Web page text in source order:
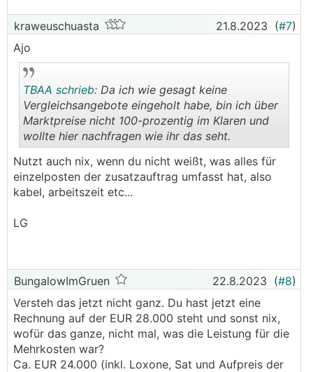
kraweuschuasta 21.8.2023 (#7)
Ajo
..
TBAA schrieb: Da ich wie gesagt keine
Vergleichsangebote eingeholt habe, bin ich über
Marktpreise nicht 100-prozentig im Klaren und
wollte hier nachfragen wie ihr das seht.
Nutzt auch nix, wenn du nicht weißt, was alles für
einzelposten der zusatzauftrag umfasst hat, also
kabel, arbeitszeit etc...
LG
BungalowImGruen 22.8.2023 (#8)
Versteh das jetzt nicht ganz. Du hast jetzt eine
Rechnung auf der EUR 28.000 steht und sonst nix,
wofür das ganze, nicht mal, was die Leistung für die
Mehrkosten war?
Ca. EUR 24.000 (inkl. Loxone, Sat und Aufpreis der